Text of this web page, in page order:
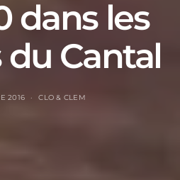
dans les
Cantal
2016 CLO & CLEM